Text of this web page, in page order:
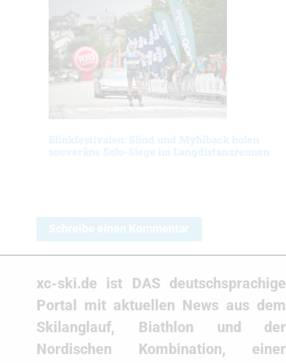
Blinkfestivalen: Slind und Myhlback holen
souveräne Solo-Siege im Langdistanzrennen
Schreibe einen Kommentar
xc-ski.de ist DAS deutschsprachige
Portal mit aktuellen News aus dem
Skilanglauf, Biathlon und der
Nordischen Kombination, einer